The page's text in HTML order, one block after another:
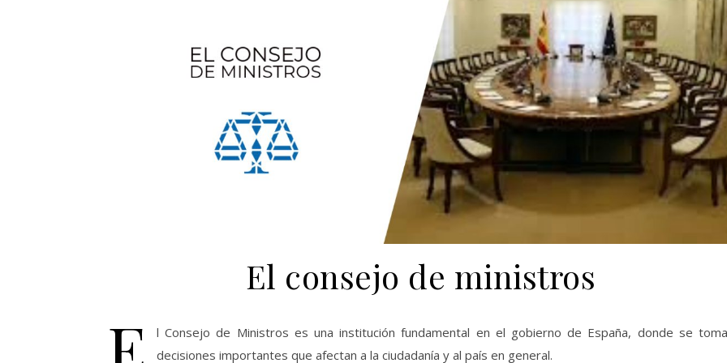
El consejo de ministros
l Consejo de Ministros es una institución fundamental en el gobierno de España, donde se
decisiones importantes que afectan a la ciudadanía y al país en general.